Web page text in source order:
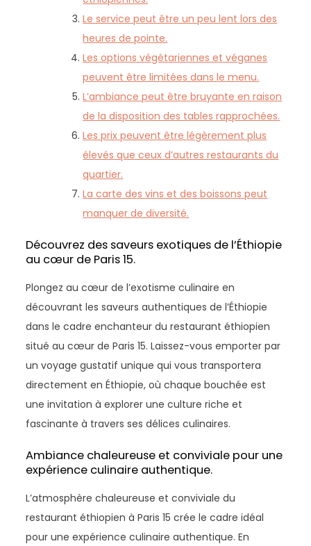
Le service peut être un peu lent lors des
heures de pointe.
Les options végétariennes et véganes
peuvent être limitées dans le menu.
L’ambiance peut être bruyante en raison
de la disposition des tables rapprochées.
Les prix peuvent être légèrement plus
élevés que ceux d’autres restaurants du
quartier.
La carte des vins et des boissons peut
manquer de diversité.
Découvrez des saveurs exotiques de l’Éthiopie
au cœur de Paris 15.
Plongez au cœur de l’exotisme culinaire en
découvrant les saveurs authentiques de l’Éthiopie
dans le cadre enchanteur du restaurant éthiopien
situé au cœur de Paris 15. Laissez-vous emporter par
un voyage gustatif unique qui vous transportera
directement en Éthiopie, où chaque bouchée est
une invitation à explorer une culture riche et
fascinante à travers ses délices culinaires.
Ambiance chaleureuse et conviviale pour une
expérience culinaire authentique.
L’atmosphère chaleureuse et conviviale du
restaurant éthiopien à Paris 15 crée le cadre idéal
pour une expérience culinaire authentique. En